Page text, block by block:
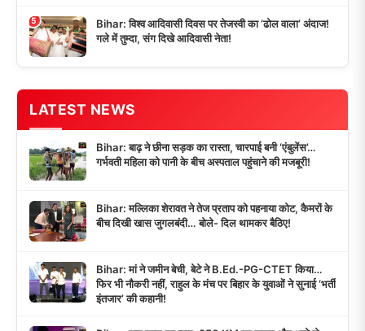
5
Bihar: विश्व आदिवासी दिवस पर तेजस्वी का ‘ढोल वाला’ अंदाज!
गले में तुम्दा, संग दिखे आदिवासी नेता!
LATEST NEWS
Bihar: बाढ़ ने छीना सड़क का रास्ता, चारपाई बनी ‘एंबुलेंस’…
गर्भवती महिला को पानी के बीच अस्पताल पहुंचाने की मजबूरी!
Bihar: मल्लिका शेरावत ने तेज प्रताप को पहनाया कोट, कैमरों के
बीच दिखी खास जुगलबंदी… बोले- दिल थामकर बैठिए!
Bihar: मां ने जमीन बेची, बेटे ने B.Ed.-PG-CTET किया…
फिर भी नौकरी नहीं, राहुल के मंच पर बिहार के युवाओं ने सुनाई ‘भर्ती
इंतजार’ की कहानी!